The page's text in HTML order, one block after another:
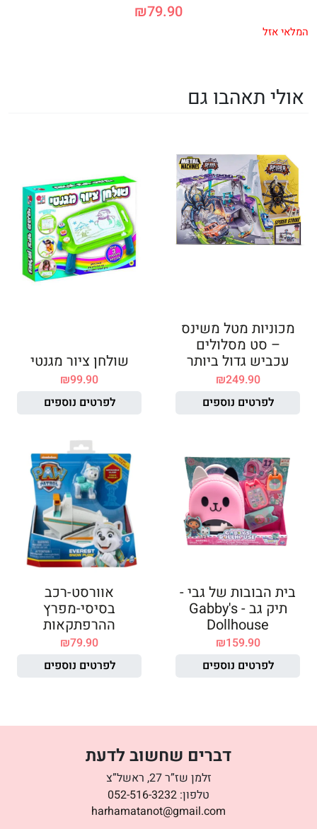
₪79.90
המלאי אזל
אולי תאהבו גם
מכוניות מטל משינס
– סט מסלולים
עכביש גדול ביותר
₪249.90
לפרטים נוספים
שולחן ציור מגנטי
₪99.90
לפרטים נוספים
בית הבובות של גבי -
תיק גב - Gabby's
Dollhouse
₪159.90
לפרטים נוספים
אוורסט-רכב
בסיסי-מפרץ
ההרפתקאות
₪79.90
לפרטים נוספים
דברים שחשוב לדעת
זלמן שז”ר 27, ראשל”צ
טלפון: 052-516-3232
harhamatanot@gmail.com